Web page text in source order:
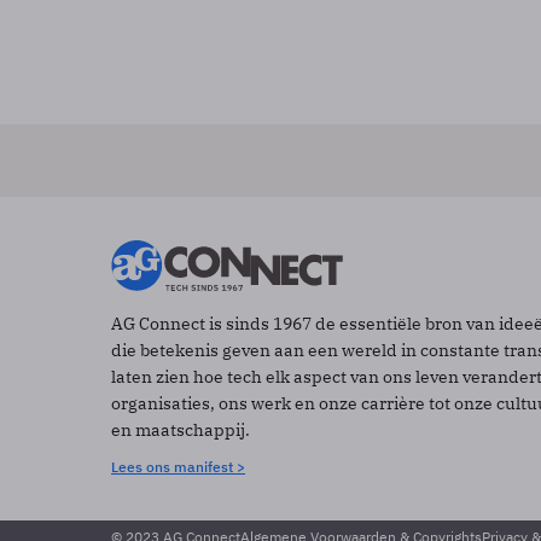
AG Connect is sinds 1967 de essentiële bron van
die betekenis geven aan een wereld in constante
laten zien hoe tech elk aspect van ons leven
organisaties, ons werk en onze carrière tot onze
en maatschappij.
Lees ons manifest >
© 2023 AG ConnectAlgemene Voorwaarden & CopyrightsPrivacy